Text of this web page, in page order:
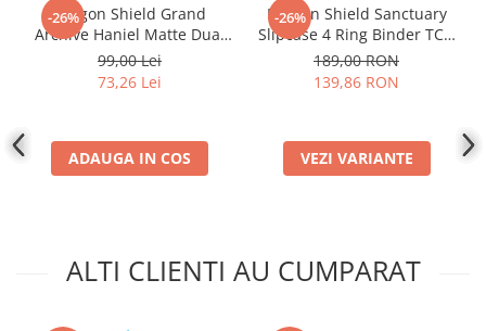
Disney Lorcana
Star Wars Unlimited
Neverrift TCG
One Piece Card Game
-26%
Dragon Shield Grand
Archive Haniel Matte Dual
Art Sleeves 100 buc
99,00 Lei
73,26 Lei
ADAUGA IN COS
-26%
Dragon Shield Sanctuary
Slipcase 4 Ring Binder TCG
Album
189,00 RON
139,86 RON
VEZI VARIANTE
ALTI CLIENTI AU CUMPARAT